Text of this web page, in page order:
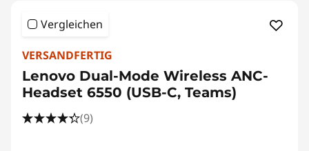
Vergleichen
VERSANDFERTIG
Lenovo Dual-Mode Wireless ANC-
Headset 6550 (USB-C, Teams)
(9)